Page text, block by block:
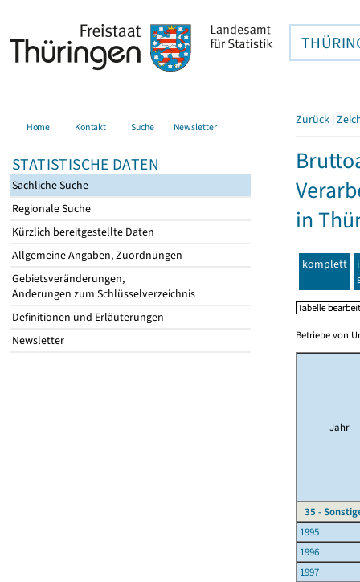
Home Kontakt Suche Newsletter
STATISTISCHE DATEN
Sachliche Suche
Regionale Suche
Kürzlich bereitgestellte Daten
Allgemeine Angaben, Zuordnungen
Gebietsveränderungen,
Änderungen zum Schlüsselverzeichnis
Definitionen und Erläuterungen
Newsletter
Zurück |
in
komplett
Betriebe von
Jahr
35 -
1995
1996
1997